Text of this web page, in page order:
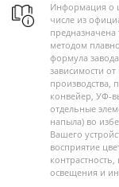
Информация о
числе из
методом
формула
зависимости
производства,
конвейер, УФ-
отдельные
напыла) во
Вашего
восприятие
освещения и